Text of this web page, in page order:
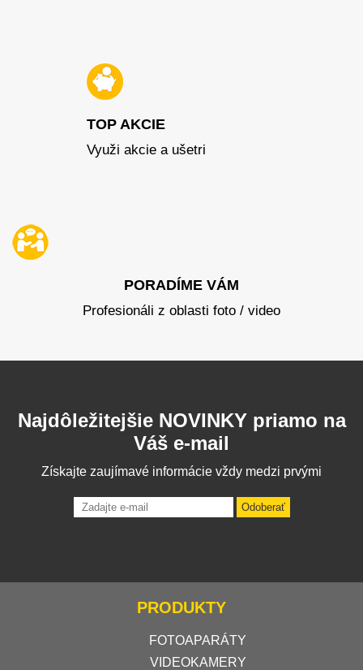
TOP AKCIE
Využi akcie a ušetri
PORADÍME VÁM
Profesionáli z oblasti foto / video
Najdôležitejšie NOVINKY priamo na
Váš e-mail
Získajte zaujímavé informácie vždy medzi prvými
Odoberať
PRODUKTY
FOTOAPARÁTY
VIDEOKAMERY